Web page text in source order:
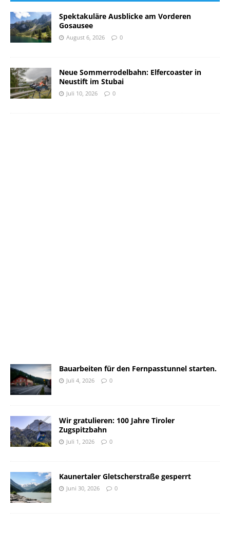
Spektakuläre Ausblicke am Vorderen
Gosausee
August 6, 2026 0
Neue Sommerrodelbahn: Elfercoaster in
Neustift im Stubai
Juli 10, 2026 0
Bauarbeiten für den Fernpasstunnel starten.
Juli 4, 2026 0
Wir gratulieren: 100 Jahre Tiroler
Zugspitzbahn
Juli 1, 2026 0
Kaunertaler Gletscherstraße gesperrt
Juni 30, 2026 0